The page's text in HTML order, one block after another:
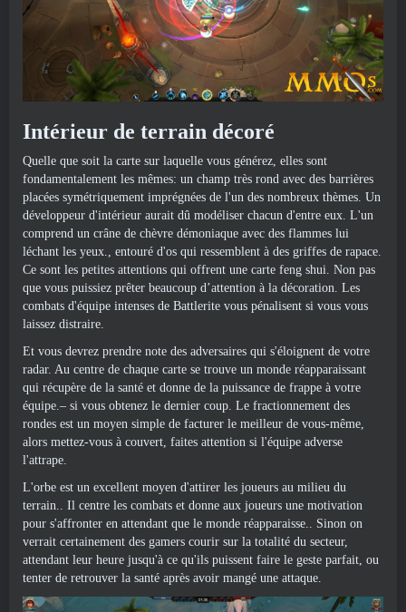
Intérieur de terrain décoré
Quelle que soit la carte sur laquelle vous générez, elles sont
fondamentalement les mêmes: un champ très rond avec des barrières
placées symétriquement imprégnées de l'un des nombreux thèmes. Un
développeur d'intérieur aurait dû modéliser chacun d'entre eux. L'un
comprend un crâne de chèvre démoniaque avec des flammes lui
léchant les yeux., entouré d'os qui ressemblent à des griffes de rapace.
Ce sont les petites attentions qui offrent une carte feng shui. Non pas
que vous puissiez prêter beaucoup d’attention à la décoration. Les
combats d'équipe intenses de Battlerite vous pénalisent si vous vous
laissez distraire.
Et vous devrez prendre note des adversaires qui s'éloignent de votre
radar. Au centre de chaque carte se trouve un monde réapparaissant
qui récupère de la santé et donne de la puissance de frappe à votre
équipe.– si vous obtenez le dernier coup. Le fractionnement des
rondes est un moyen simple de facturer le meilleur de vous-même,
alors mettez-vous à couvert, faites attention si l'équipe adverse
l'attrape.
L'orbe est un excellent moyen d'attirer les joueurs au milieu du
terrain.. Il centre les combats et donne aux joueurs une motivation
pour s'affronter en attendant que le monde réapparaisse.. Sinon on
verrait certainement des gamers courir sur la totalité du secteur,
attendant leur heure jusqu'à ce qu'ils puissent faire le geste parfait, ou
tenter de retrouver la santé après avoir mangé une attaque.